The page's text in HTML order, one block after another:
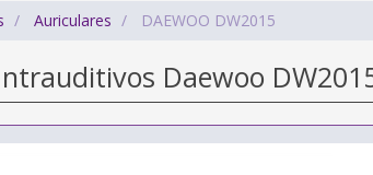
Auriculares DAEWOO DW2015
Daewoo